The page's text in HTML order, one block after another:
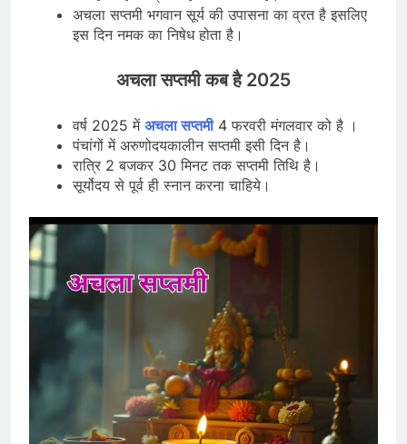
अचला सप्तमी भगवान सूर्य की उपासना का व्रत है इसलिए
इस दिन नमक का निषेध होता है।
अचला सप्तमी कब है 2025
वर्ष 2025 में अचला सप्तमी4 फरवरी मंगलवार को है ।
पंचांगों में अरुणोदयकालीन सप्तमी इसी दिन है।
रात्रि 2 बजकर 30 मिनट तक सप्तमी तिथि है।
सूर्योदय से पूर्व ही स्नान करना चाहिये।